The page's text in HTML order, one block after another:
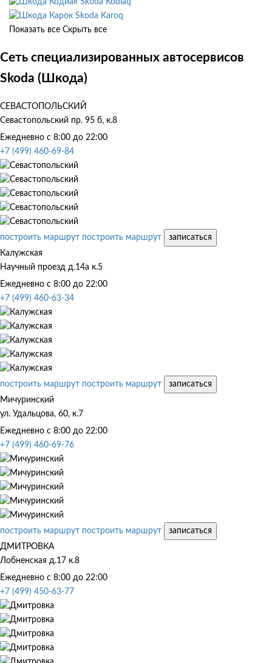
Skoda Kodiaq
Skoda Karoq
Показать все Скрыть все
Сеть специализированных автосервисов
Skoda (Шкода)
СЕВАСТОПОЛЬСКИЙ
Севастопольский пр. 95 б, к.8
Ежедневно с 8:00 до 22:00
+7 (499) 460-69-84
построить маршрут построить маршрут
записаться
Калужская
Научный проезд д.14а к.5
Ежедневно с 8:00 до 22:00
+7 (499) 460-63-34
построить маршрут построить маршрут
записаться
Мичуринский
ул. Удальцова, 60, к.7
Ежедневно с 8:00 до 22:00
+7 (499) 460-69-76
построить маршрут построить маршрут
записаться
ДМИТРОВКА
Лобненская д.17 к.8
Ежедневно с 8:00 до 22:00
+7 (499) 450-63-77